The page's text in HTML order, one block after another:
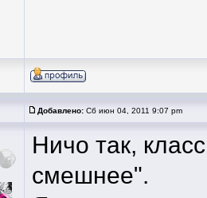
Добавлено: Сб июн 04, 2011 9:07 pm
Ничо так,
смешнее".